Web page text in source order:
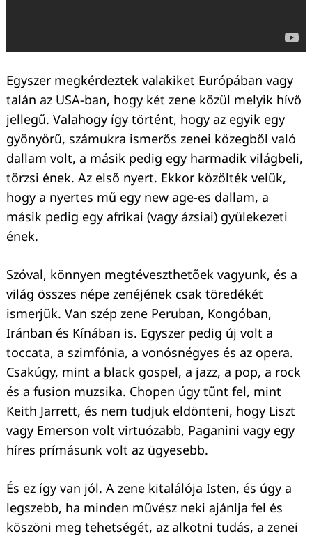
Egyszer megkérdeztek valakiket Európában vagy
talán az USA-ban, hogy két zene közül melyik hívő
jellegű. Valahogy így történt, hogy az egyik egy
gyönyörű, számukra ismerős zenei közegből való
dallam volt, a másik pedig egy harmadik világbeli,
törzsi ének. Az első nyert. Ekkor közölték velük,
hogy a nyertes mű egy new age-es dallam, a
másik pedig egy afrikai (vagy ázsiai) gyülekezeti
ének.
Szóval, könnyen megtéveszthetőek vagyunk, és a
világ összes népe zenéjének csak töredékét
ismerjük. Van szép zene Peruban, Kongóban,
Iránban és Kínában is. Egyszer pedig új volt a
toccata, a szimfónia, a vonósnégyes és az opera.
Csakúgy, mint a black gospel, a jazz, a pop, a rock
és a fusion muzsika. Chopen úgy tűnt fel, mint
Keith Jarrett, és nem tudjuk eldönteni, hogy Liszt
vagy Emerson volt virtuózabb, Paganini vagy egy
híres prímásunk volt az ügyesebb.
És ez így van jól. A zene kitalálója Isten, és úgy a
legszebb, ha minden művész neki ajánlja fel és
köszöni meg tehetségét, az alkotni tudás, a zenei